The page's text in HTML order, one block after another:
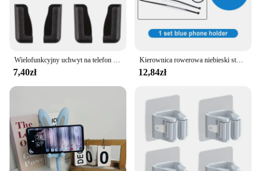
Wielofunkcyjny uchwyt na telefon komórkowy Uchwyt samochodowy Stojak samoprzylepny Uchwyt na deskę rozdzielczą Obsługa telefonu komórkowego w akcesoriach do wnętrza samochodu
7,40zł
Kierownica rowerowa niebieski stojak na telefon motocykl motor uchwyt na telefon MTB blokada bezpieczeństwa regulowane podparcie wspornik uchwyt rowerowy
12,84zł